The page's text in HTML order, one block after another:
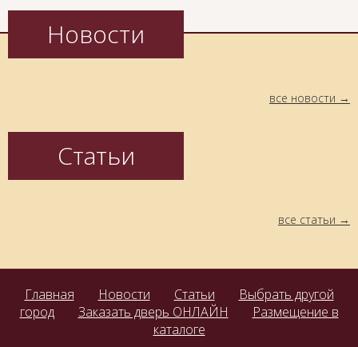
Новости
все новости
Статьи
все статьи
Главная Новости Статьи
Выбрать другой
город
Заказать дверь ОНЛАЙН
Размещение в
каталоге